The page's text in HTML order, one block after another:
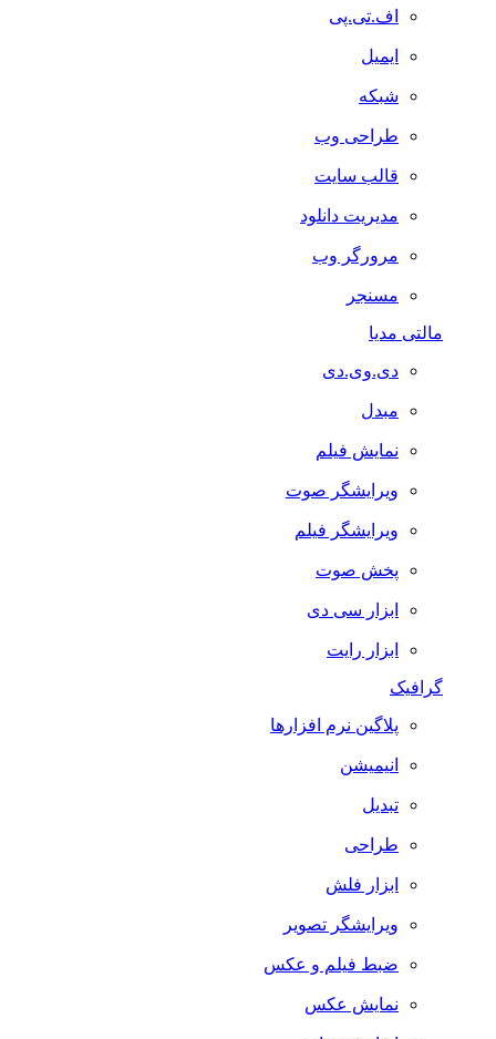
اف.تی.پی
ایمیل
شبکه
طراحی وب
قالب سایت
مدیریت دانلود
مرورگر وب
مسنجر
مالتی مدیا
دی.وی.دی
مبدل
نمایش فیلم
ویرایشگر صوت
ویرایشگر فیلم
پخش صوت
ابزار سی دی
ابزار رایت
گرافیک
پلاگین نرم افزارها
انیمیشن
تبدیل
طراحی
ابزار فلش
ویرایشگر تصویر
ضبط فيلم و عكس
نمایش عکس